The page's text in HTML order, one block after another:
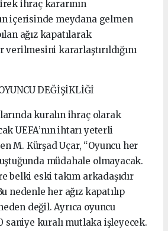
ihraç kararının
içerisinde meydana gelmen
ağız kapatılarak
kararlaştırıldığını
DEĞİŞİKLİĞİ
kuralın ihraç olarak
UEFA’nın ihtarı yeterli
M. Kürşad Uçar, “Oyuncu her
müdahale olmayacak.
belki eski takım arkadaşıdır
nedenle her ağız kapatılıp
değil. Ayrıca oyuncu
saniye kuralı mutlaka işleyecek.